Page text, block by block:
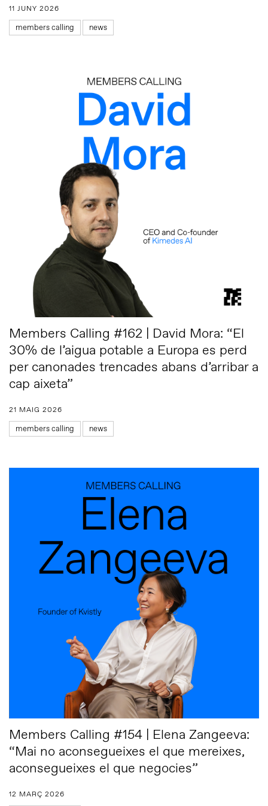
11 JUNY 2026
members calling news
Members Calling #162 | David Mora: “El
30% de l’aigua potable a Europa es perd
per canonades trencades abans d’arribar a
cap aixeta”
21 MAIG 2026
members calling news
Members Calling #154 | Elena Zangeeva:
“Mai no aconsegueixes el que mereixes,
aconsegueixes el que negocies”
12 MARÇ 2026